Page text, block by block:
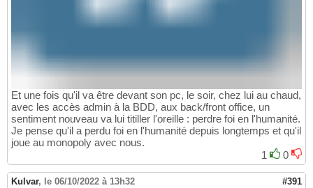
Et une fois qu'il va être devant son pc, le soir, chez lui au chaud,
avec les accès admin à la BDD, aux back/front office, un
sentiment nouveau va lui titiller l'oreille : perdre foi en l'humanité.
Je pense qu'il a perdu foi en l'humanité depuis longtemps et qu'il
joue au monopoly avec nous.
1
0
Kulvar, le 06/10/2022 à 13h32 #391